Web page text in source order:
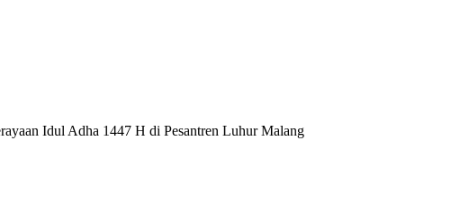
Idul Adha 1447 H di Pesantren Luhur Malang